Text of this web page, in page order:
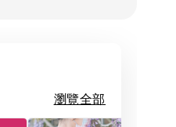
瀏覽全部